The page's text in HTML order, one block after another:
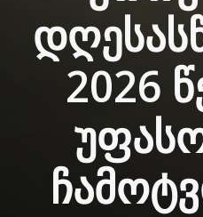
2026